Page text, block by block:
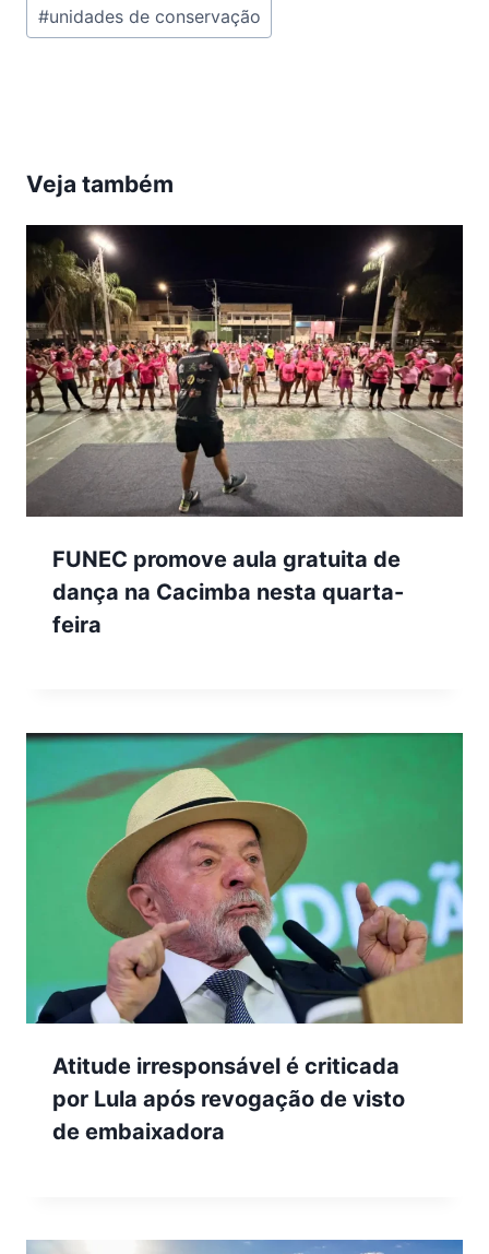
Post:
#unidades de conservação
Veja também
FUNEC promove aula gratuita de
dança na Cacimba nesta quarta-
feira
Atitude irresponsável é criticada
por Lula após revogação de visto
de embaixadora